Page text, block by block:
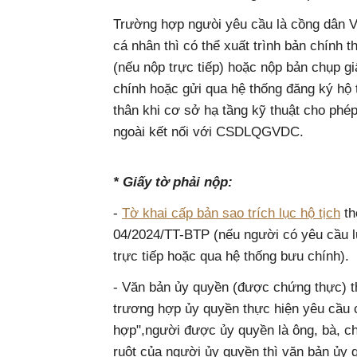
Trường hợp ngưòi yêu cầu là cồng dân
cá nhân thì có thể xuất trình bản chính
(nếu nộp trực tiếp) hoặc nộp bản chụp
chính hoặc gửi qua hệ thống đăng ký
thân khi cơ sở hạ tầng kỹ thuật cho
ngoài kết nối với CSDLQGVDC.
* Giấy tờ phải nộp:
- Tờ khai cấp bản sao trích lục hộ tịch
04/2024/TT-BTP (nếu người có yêu
trực tiếp hoặc qua hệ thống bưu chính).
- Văn bản ủy quyền (được chứng thực)
trương hợp ủy quyền thực hiện yêu
hợp",người được ủy quyền là ông, bà,
ruột của người ủy quyền thì văn bản ủy